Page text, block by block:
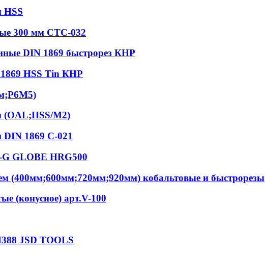
HSS
300 мм СТС-032
DIN 1869 быстрорез КНР
HSS Tin КНР
(OAL;HSS/M2)
DIN 1869 С-021
GLOBE HRG500
(400мм;600мм;720мм;920мм) кобальтовые и быстрорезы
(конусное) арт.V-100
JSD TOOLS